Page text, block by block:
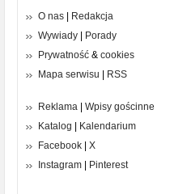
O nas
Redakcja
Wywiady
Porady
Prywatność & cookies
Mapa serwisu
RSS
Reklama
Wpisy gościnne
Katalog
Kalendarium
Facebook
X
Instagram
Pinterest